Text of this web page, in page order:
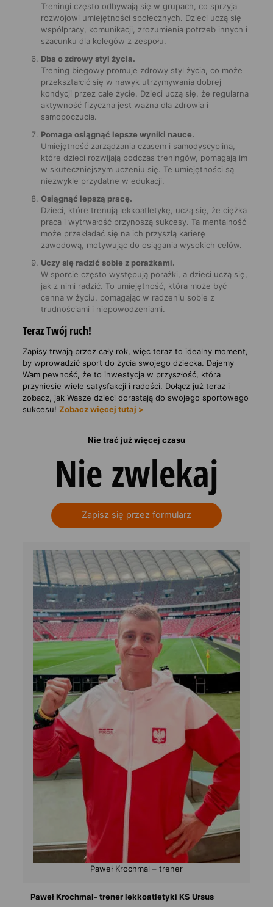
Treningi często odbywają się w grupach, co sprzyja
rozwojowi umiejętności społecznych. Dzieci uczą się
współpracy, komunikacji, zrozumienia potrzeb innych i
szacunku dla kolegów z zespołu.
Dba o zdrowy styl życia.
Trening biegowy promuje zdrowy styl życia, co może
przekształcić się w nawyk utrzymywania dobrej
kondycji przez całe życie. Dzieci uczą się, że regularna
aktywność fizyczna jest ważna dla zdrowia i
samopoczucia.
Pomaga osiągnąć lepsze wyniki nauce.
Umiejętność zarządzania czasem i samodyscyplina,
które dzieci rozwijają podczas treningów, pomagają im
w skuteczniejszym uczeniu się. Te umiejętności są
niezwykle przydatne w edukacji.
Osiągnąć lepszą pracę.
Dzieci, które trenują lekkoatletykę, uczą się, że ciężka
praca i wytrwałość przynoszą sukcesy. Ta mentalność
może przekładać się na ich przyszłą karierę
zawodową, motywując do osiągania wysokich celów.
Uczy się radzić sobie z porażkami.
W sporcie często występują porażki, a dzieci uczą się,
jak z nimi radzić. To umiejętność, która może być
cenna w życiu, pomagając w radzeniu sobie z
trudnościami i niepowodzeniami.
Teraz Twój ruch!
Zapisy trwają przez cały rok, więc teraz to idealny moment,
by wprowadzić sport do życia swojego dziecka. Dajemy
Wam pewność, że to inwestycja w przyszłość, która
przyniesie wiele satysfakcji i radości. Dołącz już teraz i
zobacz, jak Wasze dzieci dorastają do swojego sportowego
sukcesu! Zobacz więcej tutaj >
Nie trać już więcej czasu
Nie zwlekaj
Zapisz się przez formularz
Paweł Krochmal – trener
Paweł Krochmal- trener lekkoatletyki KS Ursus